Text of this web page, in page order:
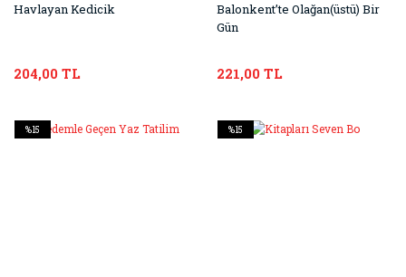
Havlayan Kedicik
204,00 TL
Balonkent’te Olağan(üstü) Bir
Gün
221,00 TL
%15 %15